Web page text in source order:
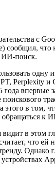
с
сообщил, что
ИИ-поиск.
одну
Perplexity и
года впервые
поискового
этого в том,
обращаться к
в этом
что ей
Однако